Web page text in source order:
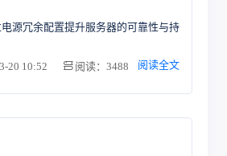
源冗余配置提升服务器的可靠性与持
20 10:52
阅读：3488 阅读全文